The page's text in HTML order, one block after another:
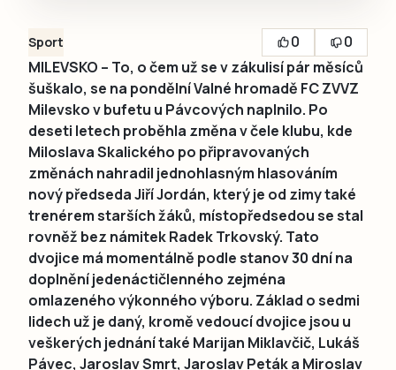
Sport 0
0
MILEVSKO – To, o čem už se v zákulisí pár měsíců
šuškalo, se na pondělní Valné hromadě FC ZVVZ
Milevsko v bufetu u Pávcových naplnilo. Po
deseti letech proběhla změna v čele klubu, kde
Miloslava Skalického po připravovaných
změnách nahradil jednohlasným hlasováním
nový předseda Jiří Jordán, který je od zimy také
trenérem starších žáků, místopředsedou se stal
rovněž bez námitek Radek Trkovský. Tato
dvojice má momentálně podle stanov 30 dní na
doplnění jedenáctičlenného zejména
omlazeného výkonného výboru. Základ o sedmi
lidech už je daný, kromě vedoucí dvojice jsou u
veškerých jednání také Marijan Miklavčič, Lukáš
Pávec, Jaroslav Smrt, Jaroslav Peták a Miroslav